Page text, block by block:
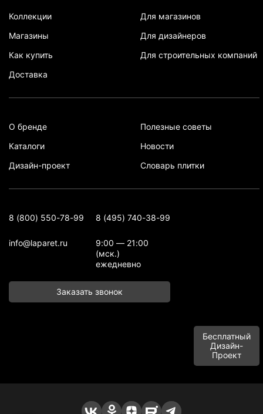
Коллекции
Магазины
Как купить
Доставка
Для магазинов
Для дизайнеров
Для строительных компаний
О бренде
Каталоги
Дизайн-проект
Полезные советы
Новости
Словарь плитки
8 (800) 550-78-99 8 (495) 740-38-99
info@laparet.ru
9:00 — 21:00
(мск.)
ежедневно
Заказать звонок
Бесплатный
Дизайн-
Проект